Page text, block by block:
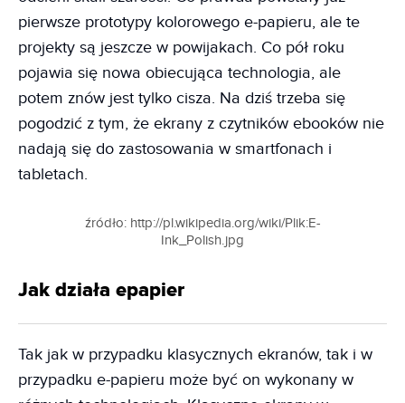
pierwsze prototypy kolorowego e-papieru, ale te
projekty są jeszcze w powijakach. Co pół roku
pojawia się nowa obiecująca technologia, ale
potem znów jest tylko cisza. Na dziś trzeba się
pogodzić z tym, że ekrany z czytników ebooków nie
nadają się do zastosowania w smartfonach i
tabletach.
źródło: http://pl.wikipedia.org/wiki/Plik:E-
Ink_Polish.jpg
Jak działa epapier
Tak jak w przypadku klasycznych ekranów, tak i w
przypadku e-papieru może być on wykonany w